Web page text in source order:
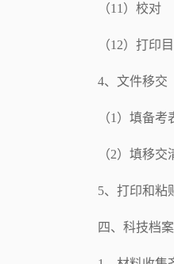
（11）校对
（12）打印
4、文件移交
（1）填备考
（2）填移交
5、打印和粘
四、科技档